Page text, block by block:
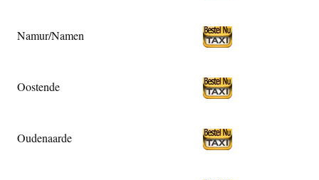
Namur/Namen
Oostende
Oudenaarde